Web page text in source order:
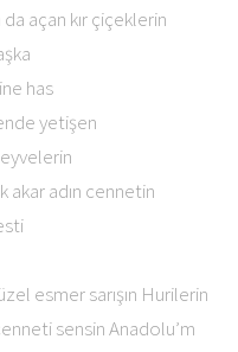
açan kır çiçeklerin
has
yetişen
akar adın cennetin
esmer sarışın Hurilerin
sensin Anadolu’m